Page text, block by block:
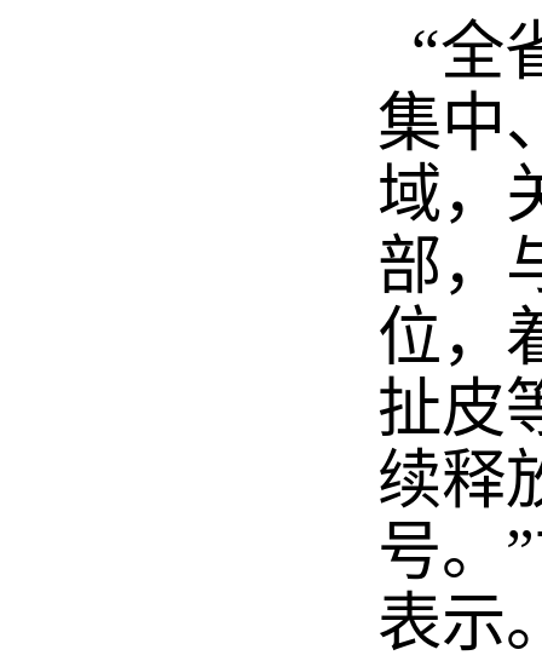
“全
集中
域，
部，
位，
扯皮
续释
号。
表示